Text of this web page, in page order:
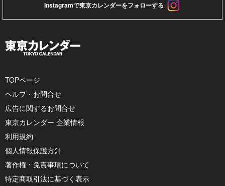
Instagramで東京カレンダーをフォローする
TOPページ
ヘルプ・お問合せ
広告に関するお問合せ
東京カレンダー 企業情報
利用規約
個人情報保護方針
著作権・免責事項について
特定商取引法に基づく表示